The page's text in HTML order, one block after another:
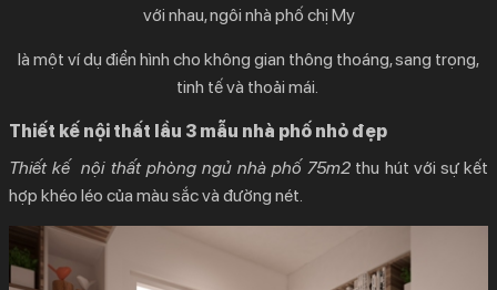
với nhau, ngôi nhà phố chị My
là một ví dụ điển hình cho không gian thông thoáng, sang trọng,
tinh tế và thoải mái.
Thiết kế nội thất lầu 3 mẫu nhà phố nhỏ đẹp
Thiết kế nội thất phòng ngủ nhà phố 75m2 thu hút với sự kết
hợp khéo léo của màu sắc và đường nét.